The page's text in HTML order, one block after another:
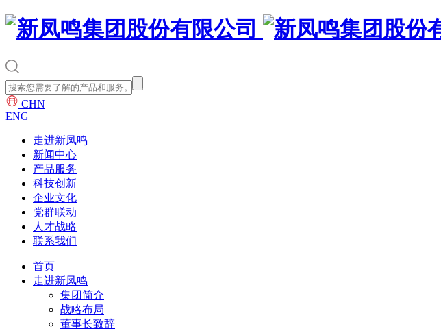
CHN
ENG
走进新凤鸣
新闻中心
产品服务
科技创新
企业文化
党群联动
人才战略
联系我们
首页
走进新凤鸣
集团简介
战略布局
董事长致辞